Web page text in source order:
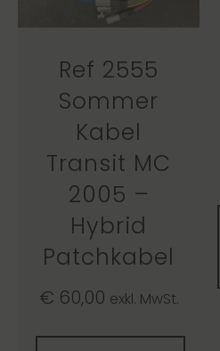
Ref 2555
Sommer
Kabel
Transit MC
2005 –
Hybrid
Patchkabel
€ 60,00 exkl. MwSt.